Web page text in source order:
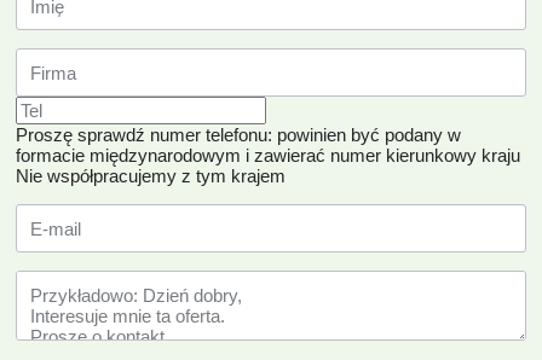
Proszę sprawdź numer telefonu: powinien być podany w
formacie międzynarodowym i zawierać numer kierunkowy kraju
Nie współpracujemy z tym krajem